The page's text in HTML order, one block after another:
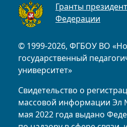
© 1999-2026, ФГБОУ ВО
государственный
университет»
Свидетельство о
массовой информации Эл
мая 2022 года выдано
Гранты
Федерации